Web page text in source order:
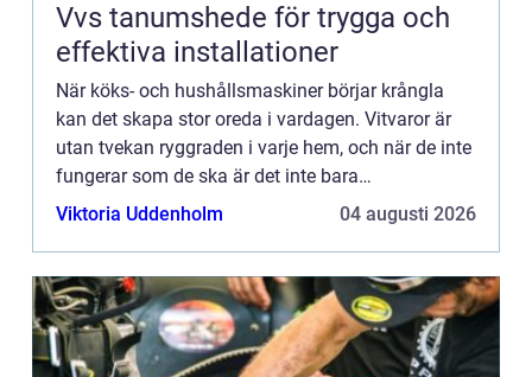
Vvs tanumshede för trygga och
effektiva installationer
När köks- och hushållsmaskiner börjar krångla
kan det skapa stor oreda i vardagen. Vitvaror är
utan tvekan ryggraden i varje hem, och när de inte
fungerar som de ska är det inte bara
matlagningen och klä...
Viktoria Uddenholm 04 augusti 2026